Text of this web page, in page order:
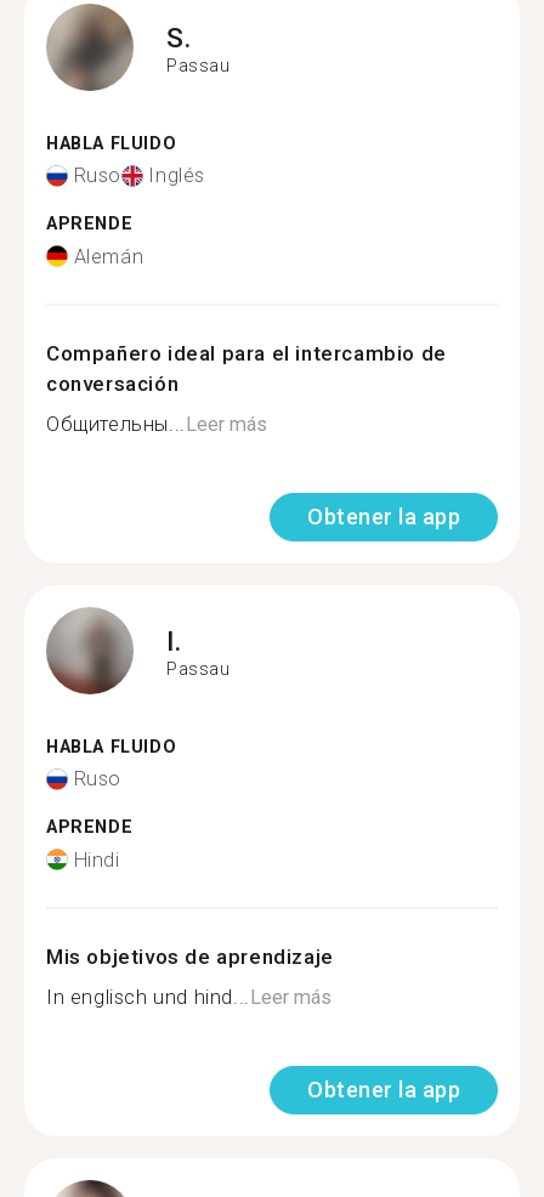
S.
Passau
HABLA FLUIDO
Ruso Inglés
APRENDE
Alemán
Compañero ideal para el intercambio de
conversación
Общительны... Leer más
Obtener la app
I.
Passau
HABLA FLUIDO
Ruso
APRENDE
Hindi
Mis objetivos de aprendizaje
In englisch und hind... Leer más
Obtener la app